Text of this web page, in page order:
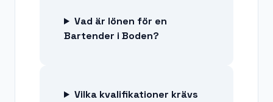
Vad är lönen för en
Bartender i Boden?
Vilka kvalifikationer krävs